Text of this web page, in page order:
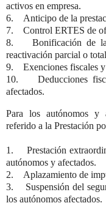
activos en empresa.
6. Anticipo de la
7. Control ERTES de
8. Bonificación de las
reactivación parcial o
9. Exenciones fiscales y
10. Deducciones
afectados.
Para los autónomos y
referido a la Prestación
1. Prestación
autónomos y afectados.
2. Aplazamiento de
3. Suspensión del
los autónomos afectados.